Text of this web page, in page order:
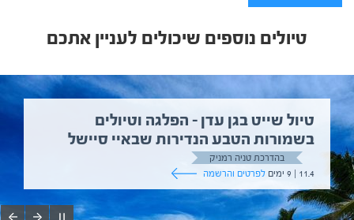
טיולים נוספים שיכולים לעניין אתכם
טיול שייט בגן עדן – הפלגה וטיולים
בשמורות הטבע הנדירות שבאיי סיישל
בהדרכת טניה רמניק
11.4 | 9 ימים
לפרטים והרשמה